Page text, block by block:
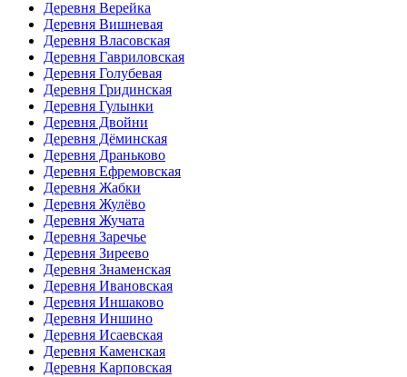
Деревня Верейка
Деревня Вишневая
Деревня Власовская
Деревня Гавриловская
Деревня Голубевая
Деревня Гридинская
Деревня Гулынки
Деревня Двойни
Деревня Дёминская
Деревня Драньково
Деревня Ефремовская
Деревня Жабки
Деревня Жулёво
Деревня Жучата
Деревня Заречье
Деревня Зиреево
Деревня Знаменская
Деревня Ивановская
Деревня Иншаково
Деревня Иншино
Деревня Исаевская
Деревня Каменская
Деревня Карповская